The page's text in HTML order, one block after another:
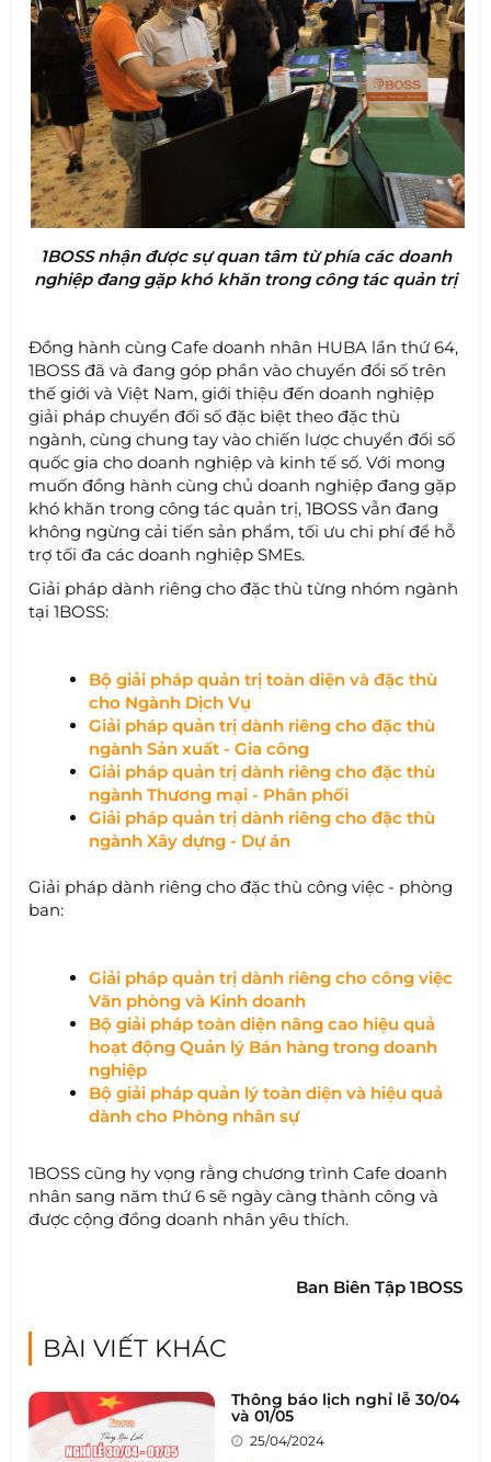
1BOSS nhận được sự quan tâm từ phía các doanh
nghiệp đang gặp khó khăn trong công tác quản trị
Đồng hành cùng Cafe doanh nhân HUBA lần thứ 64,
1BOSS đã và đang góp phần vào chuyển đổi số trên
thế giới và Việt Nam, giới thiệu đến doanh nghiệp
giải pháp chuyển đối số đặc biệt theo đặc thù
ngành, cùng chung tay vào chiến lược chuyển đổi số
quốc gia cho doanh nghiệp và kinh tế số. Với mong
muốn đồng hành cùng chủ doanh nghiệp đang gặp
khó khăn trong công tác quản trị,1BOSS vẫn đang
không ngừng cải tiến sản phẩm, tối ưu chi phí để hỗ
trợ tối đa các doanh nghiệp SMEs.
Giải pháp dành riêng cho đặc thù từng nhóm ngành
tại 1BOSS:
Bộ giải pháp quản trị toàn diện và đặc thù
cho Ngành Dịch Vụ
Giải pháp quản trị dành riêng cho đặc thù
ngành Sản xuất - Gia công
Giải pháp quản trị dành riêng cho đặc thù
ngành Thương mại - Phân phối
Giải pháp quản trị dành riêng cho đặc thù
ngành Xây dựng - Dự án
Giải pháp dành riêng cho đặc thù công việc - phòng
ban:
Giải pháp quản trị dành riêng cho công việc
Văn phòng và Kinh doanh
Bộ giải pháp toàn diện nâng cao hiệu quả
hoạt động Quản lý Bán hàng trong doanh
nghiệp
Bộ giải pháp quản lý toàn diện và hiệu quả
dành cho Phòng nhân sự
1BOSS cũng hy vọng rằng chương trình Cafe doanh
nhân sang năm thứ 6 sẽ ngày càng thành công và
được cộng đồng doanh nhân yêu thích.
Ban Biên Tập 1BOSS
BÀI VIẾT KHÁC
Thông báo lịch nghỉ lễ 30/04
và 01/05
25/04/2024